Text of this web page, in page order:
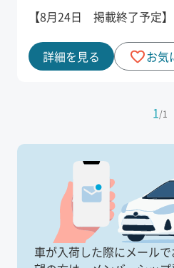
【8月24日 掲載終了予定】
詳細を見る お気
1/1
車が入荷した際にメールで